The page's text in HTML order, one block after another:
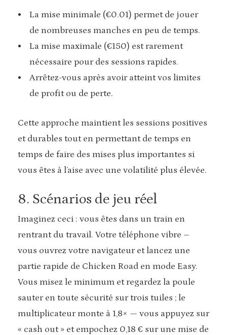
La mise minimale (€0.01) permet de jouer
de nombreuses manches en peu de temps.
La mise maximale (€150) est rarement
nécessaire pour des sessions rapides.
Arrêtez-vous après avoir atteint vos limites
de profit ou de perte.
Cette approche maintient les sessions positives
et durables tout en permettant de temps en
temps de faire des mises plus importantes si
vous êtes à l’aise avec une volatilité plus élevée.
8. Scénarios de jeu réel
Imaginez ceci : vous êtes dans un train en
rentrant du travail. Votre téléphone vibre –
vous ouvrez votre navigateur et lancez une
partie rapide de Chicken Road en mode Easy.
Vous misez le minimum et regardez la poule
sauter en toute sécurité sur trois tuiles ; le
multiplicateur monte à 1,8× — vous appuyez sur
« cash out » et empochez 0,18 € sur une mise de